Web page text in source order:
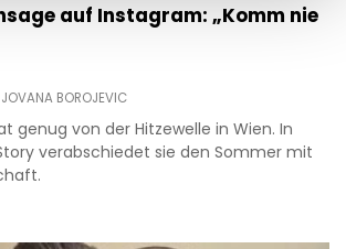
auf Instagram: „Komm nie
JOVANA BOROJEVIC
genug von der Hitzewelle in Wien. In
verabschiedet sie den Sommer mit